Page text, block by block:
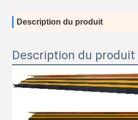
Description du produit
Description du produit